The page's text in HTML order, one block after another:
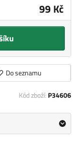
99 Kč
Do seznamu
Kód zboží: P34606